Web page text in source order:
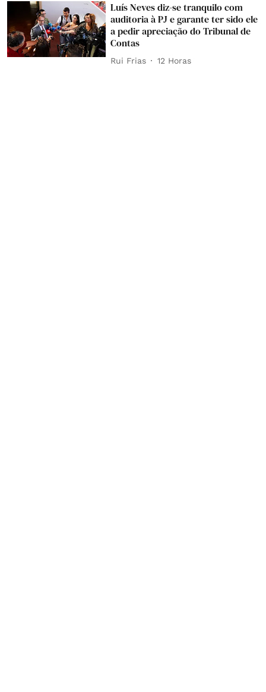
Luís Neves diz-se tranquilo com
auditoria à PJ e garante ter sido ele
a pedir apreciação do Tribunal de
Contas
Rui Frias 12 Horas